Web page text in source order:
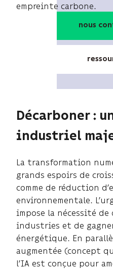
empreinte carbone.
nous
Décarboner :
industriel
La transformation
grands espoirs de
comme de réduction
environnementale.
impose la nécessité de
industries et de
énergétique. En
augmentée (concept
l’IA est conçue pour